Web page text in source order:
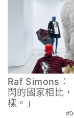
Raf Simons：
閃的國家相比
樣。」